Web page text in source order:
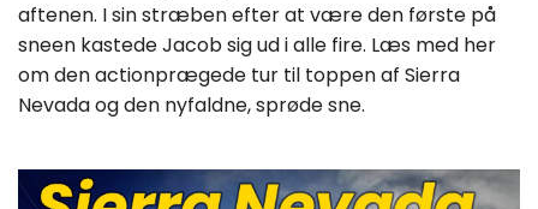
aftenen. I sin stræben efter at være den første på
sneen kastede Jacob sig ud i alle fire. Læs med her
om den actionprægede tur til toppen af Sierra
Nevada og den nyfaldne, sprøde sne.